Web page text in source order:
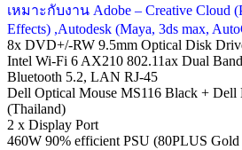
เหมาะกับงาน Adobe – Creative Cloud
Effects) ,Autodesk (Maya, 3ds max,
8x DVD+/-RW 9.5mm Optical Disk
Intel Wi-Fi 6 AX210 802.11ax Dual
Bluetooth 5.2, LAN RJ-45
Dell Optical Mouse MS116 Black +
(Thailand)
2 x Display Port
460W 90% efficient PSU (80PLUS